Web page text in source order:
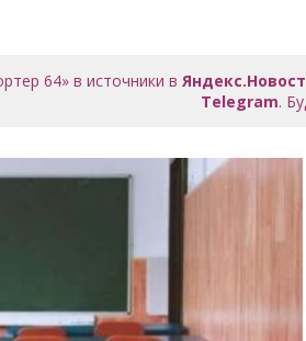
64» в источники в
Telegram.